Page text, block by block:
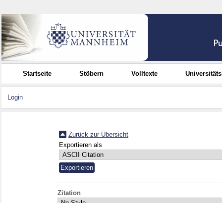
Startseite Stöbern Volltexte
Login
Zurück zur Übersicht
Exportieren als
Zitation